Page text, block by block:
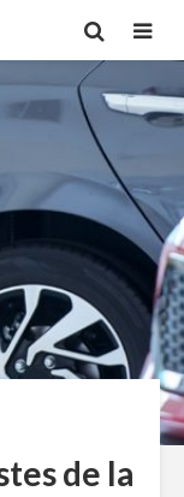
de la